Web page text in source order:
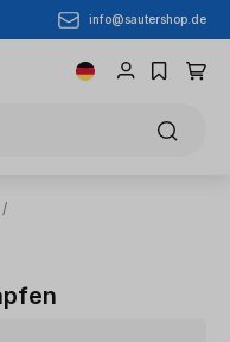
info@sautershop.de
/